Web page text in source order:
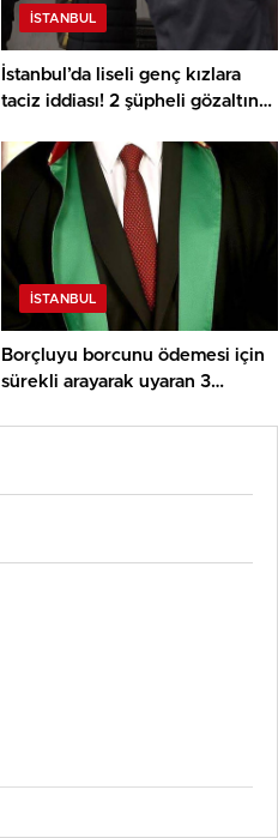
İSTANBUL
İstanbul’da liseli genç kızlara
taciz iddiası! 2 şüpheli gözaltına
İSTANBUL
Borçluyu borcunu ödemesi için
sürekli arayarak uyaran 3